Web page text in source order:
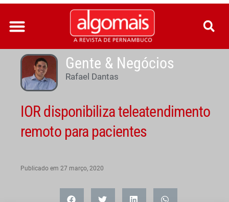
Ir
para
conteúdo
Gente & Negócios
Rafael Dantas
IOR disponibiliza teleatendimento
remoto para pacientes
Publicado em 27 março, 2020